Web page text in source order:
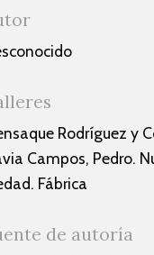
Rodríguez y
Campos, Pedro.
Fábrica
de autoría